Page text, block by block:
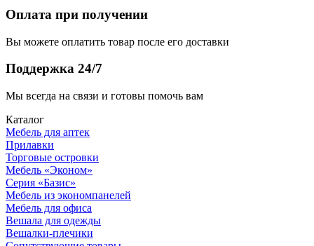
Оплата при получении
Вы можете оплатить товар после его доставки
Поддержка 24/7
Мы всегда на связи и готовы помочь вам
Каталог
Мебель для аптек
Прилавки
Торговые островки
Мебель «Эконом»
Серия «Базис»
Мебель из экономпанелей
Мебель для офиса
Вешала для одежды
Вешалки-плечики